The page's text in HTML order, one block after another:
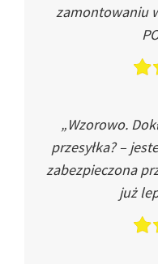
zamontowaniu
„Wzorowo.
przesyłka? –
zabezpieczona
już